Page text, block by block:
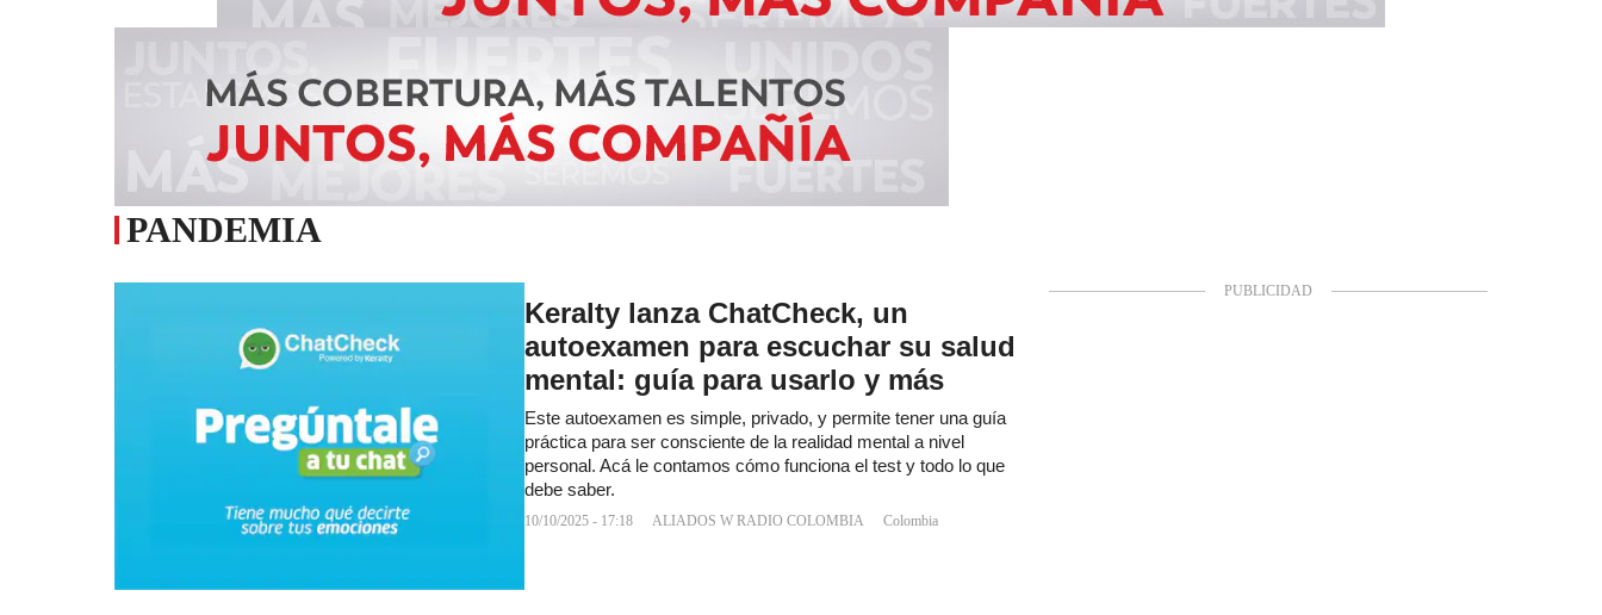
PANDEMIA
Keralty lanza ChatCheck, un
autoexamen para escuchar su salud
mental: guía para usarlo y más
Este autoexamen es simple, privado, y permite tener una guía
práctica para ser consciente de la realidad mental a nivel
personal. Acá le contamos cómo funciona el test y todo lo que
debe saber.
10/10/2025 - 17:18 ALIADOS W RADIO COLOMBIA Colombia